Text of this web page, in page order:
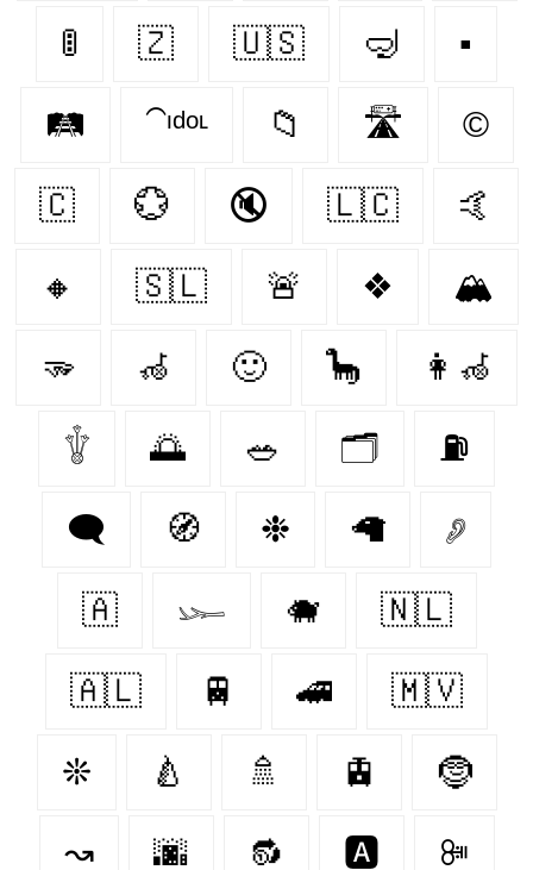
🚦 🇿‌ 🇺🇸 🤿 ▪
🛤️ ⁀ᶦᵈᵒᶫ 📁 🛣️ ©️
🇨‌ 💮 🔇 🇱🇨 🤙
🔸 🇸🇱 🚨 ❖ 🏔️
🫳 🦽 🙂‍ 🦕 👩‍🦽‍
𓇚 🌅 🥗 🗂 ⛽
🗨 🧭 ❉ 🦙 𓂈
🇦‌ 𓆱 🐗 🇳🇱
🇦🇱 🚆 🚄 🇲🇻
❊ 🍐 🚿 🚊 🤶
↝ 🌆 🔂 🅰️ ꔼ